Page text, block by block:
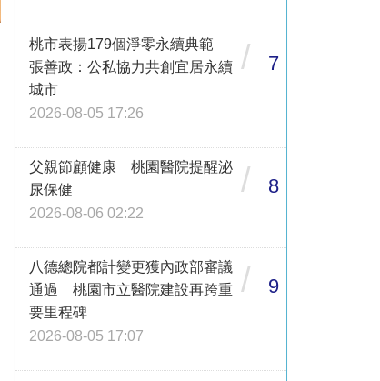
桃市表揚179個淨零永續典範
張善政：公私協力共創宜居永續
城市
2026-08-05 17:26
/ 7
父親節顧健康 桃園醫院提醒泌
尿保健
2026-08-06 02:22
/ 8
八德總院都計變更獲內政部審議
通過 桃園市立醫院建設再跨重
要里程碑
2026-08-05 17:07
/ 9